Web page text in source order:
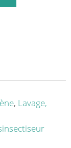
, Lavage,